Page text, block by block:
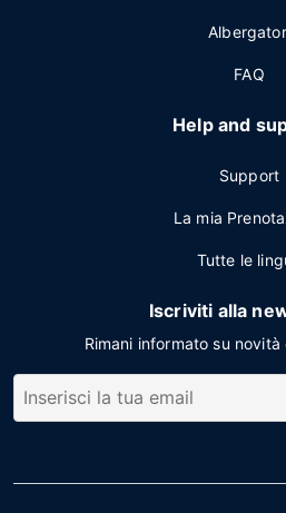
FAQ
Help and
Support
La mia
Tutte le
Iscriviti alla
Rimani informato su